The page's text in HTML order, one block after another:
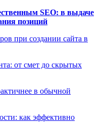
SEO: в выдаче
позиций
при создании сайта в
от смет до скрытых
в обычной
как эффективно